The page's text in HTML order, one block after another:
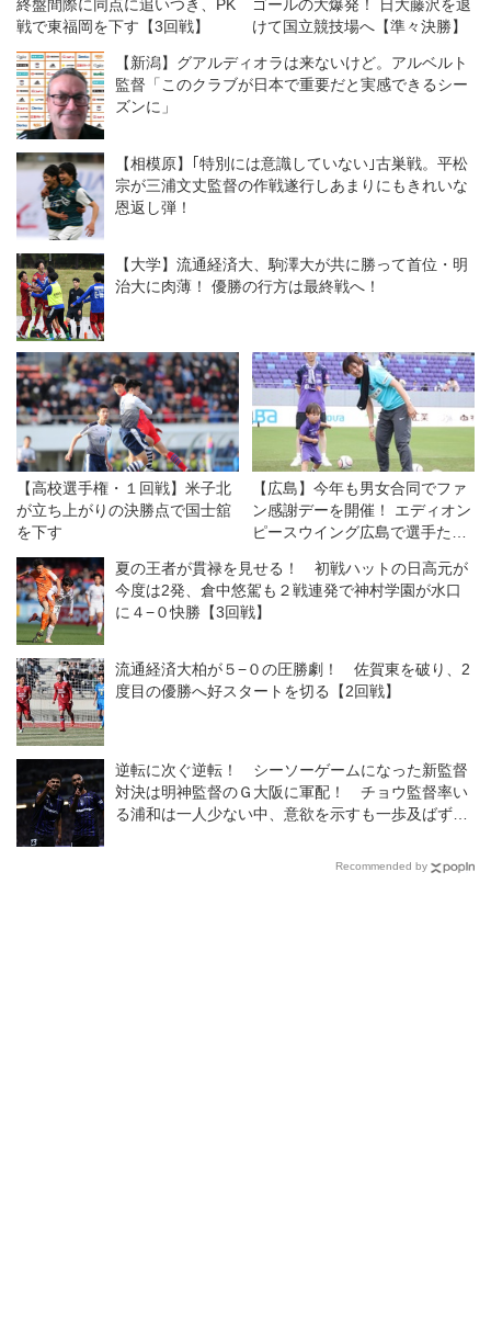
終盤間際に同点に追いつき、PK
戦で東福岡を下す【3回戦】
ゴールの大爆発！ 日大藤沢を退
けて国立競技場へ【準々決勝】
【新潟】グアルディオラは来ないけど。アルベルト
監督「このクラブが日本で重要だと実感できるシー
ズンに」
【相模原】｢特別には意識していない｣古巣戦。平松
宗が三浦文丈監督の作戦遂行しあまりにもきれいな
恩返し弾！
【大学】流通経済大、駒澤大が共に勝って首位・明
治大に肉薄！ 優勝の行方は最終戦へ！
【高校選手権・１回戦】米子北
が立ち上がりの決勝点で国士舘
を下す
【広島】今年も男女合同でファ
ン感謝デーを開催！ エディオン
ピースウイング広島で選手たち
う
夏の王者が貫禄を見せる！ 初戦ハットの日高元が
今度は2発、倉中悠駕も２戦連発で神村学園が水口
に４−０快勝【3回戦】
流通経済大柏が５−０の圧勝劇！ 佐賀東を破り、2
度目の優勝へ好スタートを切る【2回戦】
逆転に次ぐ逆転！ シーソーゲームになった新監督
対決は明神監督のＧ大阪に軍配！ チョウ監督率い
る浦和は一人少ない中、意欲を示すも一歩及ばず
Recommended by